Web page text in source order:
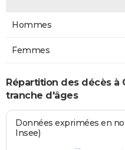
Hommes
Femmes
Répartition des décès à
tranche d'âges
Données exprimées en
Insee)